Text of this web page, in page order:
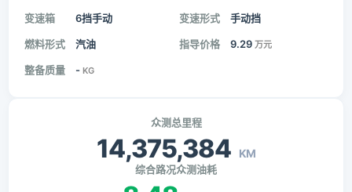
变速箱 6挡手动 变速形式 手动挡
燃料形式 汽油 指导价格 9.29 万元
整备质量 - KG
众测总里程
14,375,384 KM
综合路况众测油耗